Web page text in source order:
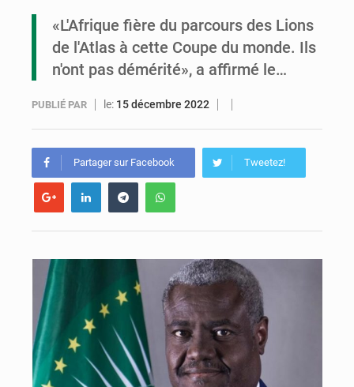
Compétitions africaines : la CAF ferme la porte à l’AC Léopards et à l’AS Otohô
«L'Afrique fière du parcours des Lions
de l'Atlas à cette Coupe du monde. Ils
n'ont pas démérité», a affirmé le…
PUBLIÉ PAR le: 15 décembre 2022
Partager sur Facebook Tweetez!